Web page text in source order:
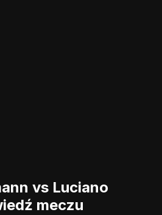
vs Luciano
meczu